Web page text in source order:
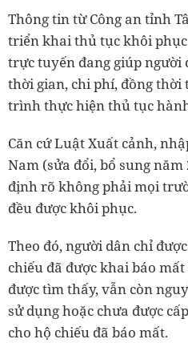
Thông tin từ Công an tỉnh
triển khai thủ tục khôi
trực tuyến đang giúp người
thời gian, chi phí, đồng
trình thực hiện thủ tục
Căn cứ Luật Xuất cảnh,
Nam (sửa đổi, bổ sung
định rõ không phải mọi
đều được khôi phục.
Theo đó, người dân chỉ
chiếu đã được khai báo
được tìm thấy, vẫn còn
sử dụng hoặc chưa được
cho hộ chiếu đã báo mất.